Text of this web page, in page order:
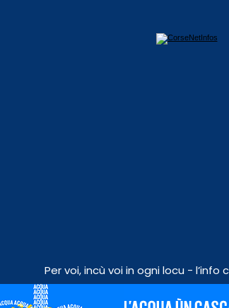
Per voi, incù voi in ogni locu - l’info